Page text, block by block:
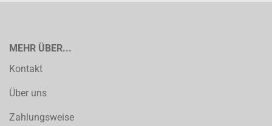
MEHR ÜBER...
Kontakt
Über uns
Zahlungsweise